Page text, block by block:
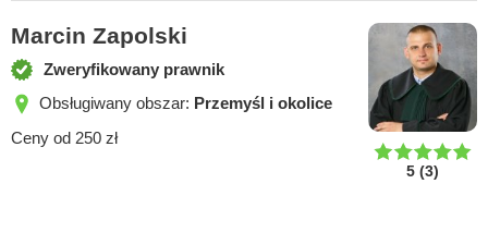
5 (3)
Marcin Zapolski
Zweryfikowany prawnik
Obsługiwany obszar: Przemyśl i okolice
Ceny od 250 zł